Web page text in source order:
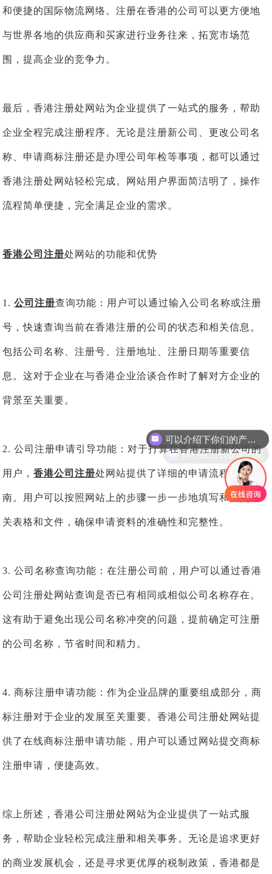
和便捷的国际物流网络。注册在香港的公司可以更方便地
与世界各地的供应商和买家进行业务往来，拓宽市场范
围，提高企业的竞争力。
最后，香港注册处网站为企业提供了一站式的服务，帮助
企业全程完成注册程序。无论是注册新公司、更改公司名
称、申请商标注册还是办理公司年检等事项，都可以通过
香港注册处网站轻松完成。网站用户界面简洁明了，操作
流程简单便捷，完全满足企业的需求。
香港公司注册处网站的功能和优势
1.公司注册查询功能：用户可以通过输入公司名称或注册
号，快速查询当前在香港注册的公司的状态和相关信息。
包括公司名称、注册号、注册地址、注册日期等重要信
息。这对于企业在与香港企业洽谈合作时了解对方企业的
背景至关重要。
2. 公司注册申请引导功能：对于打算在香港注册新公司的
用户，香港公司注册处网站提供了详细的申请流程和指
南。用户可以按照网站上的步骤一步一步地填写和提交相
关表格和文件，确保申请资料的准确性和完整性。
3. 公司名称查询功能：在注册公司前，用户可以通过香港
公司注册处网站查询是否已有相同或相似公司名称存在。
这有助于避免出现公司名称冲突的问题，提前确定可注册
的公司名称，节省时间和精力。
4. 商标注册申请功能：作为企业品牌的重要组成部分，商
标注册对于企业的发展至关重要。香港公司注册处网站提
供了在线商标注册申请功能，用户可以通过网站提交商标
注册申请，便捷高效。
综上所述，香港公司注册处网站为企业提供了一站式服
务，帮助企业轻松完成注册和相关事务。无论是追求更好
的商业发展机会，还是寻求更优厚的税制政策，香港都是
你们是怎么收费的呢